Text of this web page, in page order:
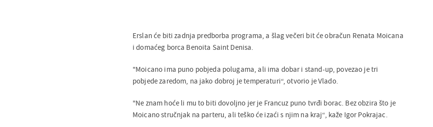
Erslan će biti zadnja predborba programa, a šlag večeri bit će obračun Renata Moicana
i domaćeg borca Benoita Saint Denisa.
"Moicano ima puno pobjeda polugama, ali ima dobar i stand-up, povezao je tri
pobjede zaredom, na jako dobroj je temperaturi“, otvorio je Vlado.
"Ne znam hoće li mu to biti dovoljno jer je Francuz puno tvrđi borac. Bez obzira što je
Moicano stručnjak na parteru, ali teško će izaći s njim na kraj“, kaže Igor Pokrajac.